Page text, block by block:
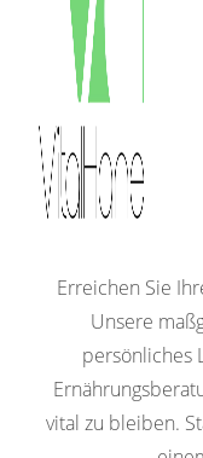
Erreichen Sie
Unsere
persönliches
vital zu bleiben.